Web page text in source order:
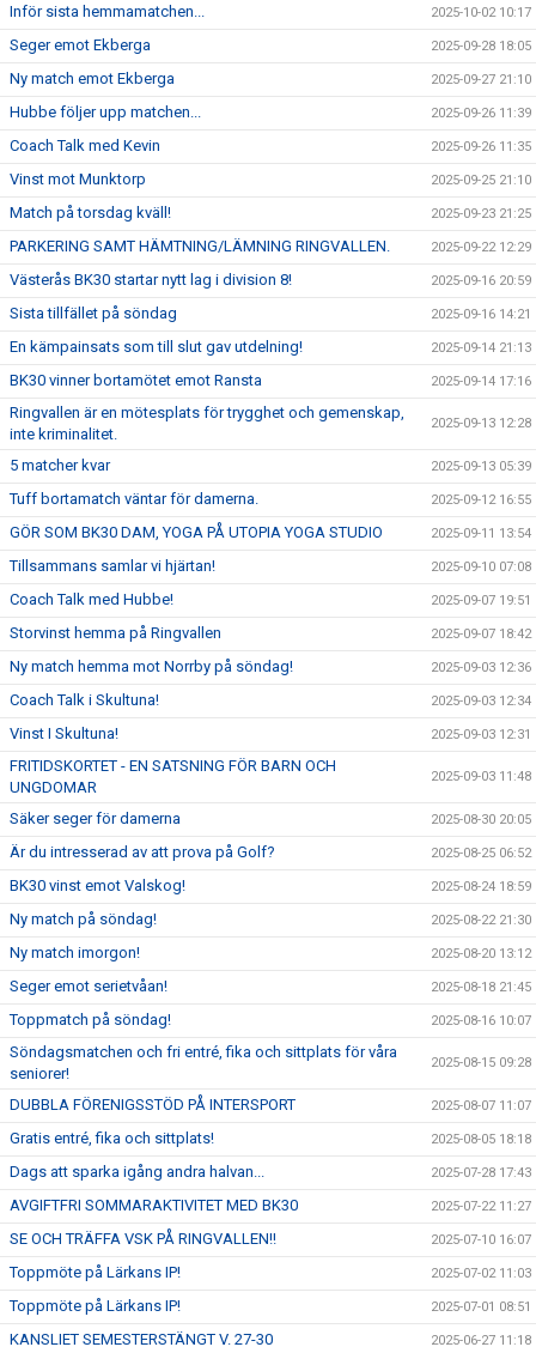
Inför sista hemmamatchen... 2025-10-02 10:17
Seger emot Ekberga 2025-09-28 18:05
Ny match emot Ekberga 2025-09-27 21:10
Hubbe följer upp matchen... 2025-09-26 11:39
Coach Talk med Kevin 2025-09-26 11:35
Vinst mot Munktorp 2025-09-25 21:10
Match på torsdag kväll! 2025-09-23 21:25
PARKERING SAMT HÄMTNING/LÄMNING RINGVALLEN. 2025-09-22 12:29
Västerås BK30 startar nytt lag i division 8! 2025-09-16 20:59
Sista tillfället på söndag 2025-09-16 14:21
En kämpainsats som till slut gav utdelning! 2025-09-14 21:13
BK30 vinner bortamötet emot Ransta 2025-09-14 17:16
Ringvallen är en mötesplats för trygghet och gemenskap,
inte kriminalitet.
2025-09-13 12:28
5 matcher kvar 2025-09-13 05:39
Tuff bortamatch väntar för damerna. 2025-09-12 16:55
GÖR SOM BK30 DAM, YOGA PÅ UTOPIA YOGA STUDIO 2025-09-11 13:54
Tillsammans samlar vi hjärtan! 2025-09-10 07:08
Coach Talk med Hubbe! 2025-09-07 19:51
Storvinst hemma på Ringvallen 2025-09-07 18:42
Ny match hemma mot Norrby på söndag! 2025-09-03 12:36
Coach Talk i Skultuna! 2025-09-03 12:34
Vinst I Skultuna! 2025-09-03 12:31
FRITIDSKORTET - EN SATSNING FÖR BARN OCH
UNGDOMAR
2025-09-03 11:48
Säker seger för damerna 2025-08-30 20:05
Är du intresserad av att prova på Golf? 2025-08-25 06:52
BK30 vinst emot Valskog! 2025-08-24 18:59
Ny match på söndag! 2025-08-22 21:30
Ny match imorgon! 2025-08-20 13:12
Seger emot serietvåan! 2025-08-18 21:45
Toppmatch på söndag! 2025-08-16 10:07
Söndagsmatchen och fri entré, fika och sittplats för våra
seniorer!
2025-08-15 09:28
DUBBLA FÖRENIGSSTÖD PÅ INTERSPORT 2025-08-07 11:07
Gratis entré, fika och sittplats! 2025-08-05 18:18
Dags att sparka igång andra halvan... 2025-07-28 17:43
AVGIFTFRI SOMMARAKTIVITET MED BK30 2025-07-22 11:27
SE OCH TRÄFFA VSK PÅ RINGVALLEN!! 2025-07-10 16:07
Toppmöte på Lärkans IP! 2025-07-02 11:03
Toppmöte på Lärkans IP! 2025-07-01 08:51
KANSLIET SEMESTERSTÄNGT V. 27-30 2025-06-27 11:18